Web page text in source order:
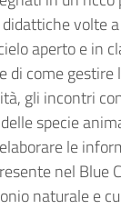
volte
aperto e in
di come
gli incontri
specie
le
nel Blue
naturale e